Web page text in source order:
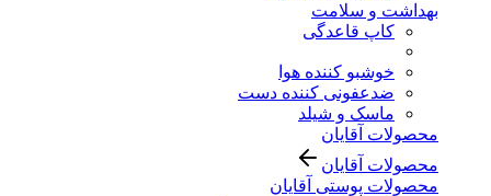
بهداشت و سلامت
کاپ قاعدگی
خوشبو کننده هوا
ضدعفونی کننده دست
ماسک و شیلد
محصولات آقایان
محصولات آقایان
محصولات پوستی آقایان